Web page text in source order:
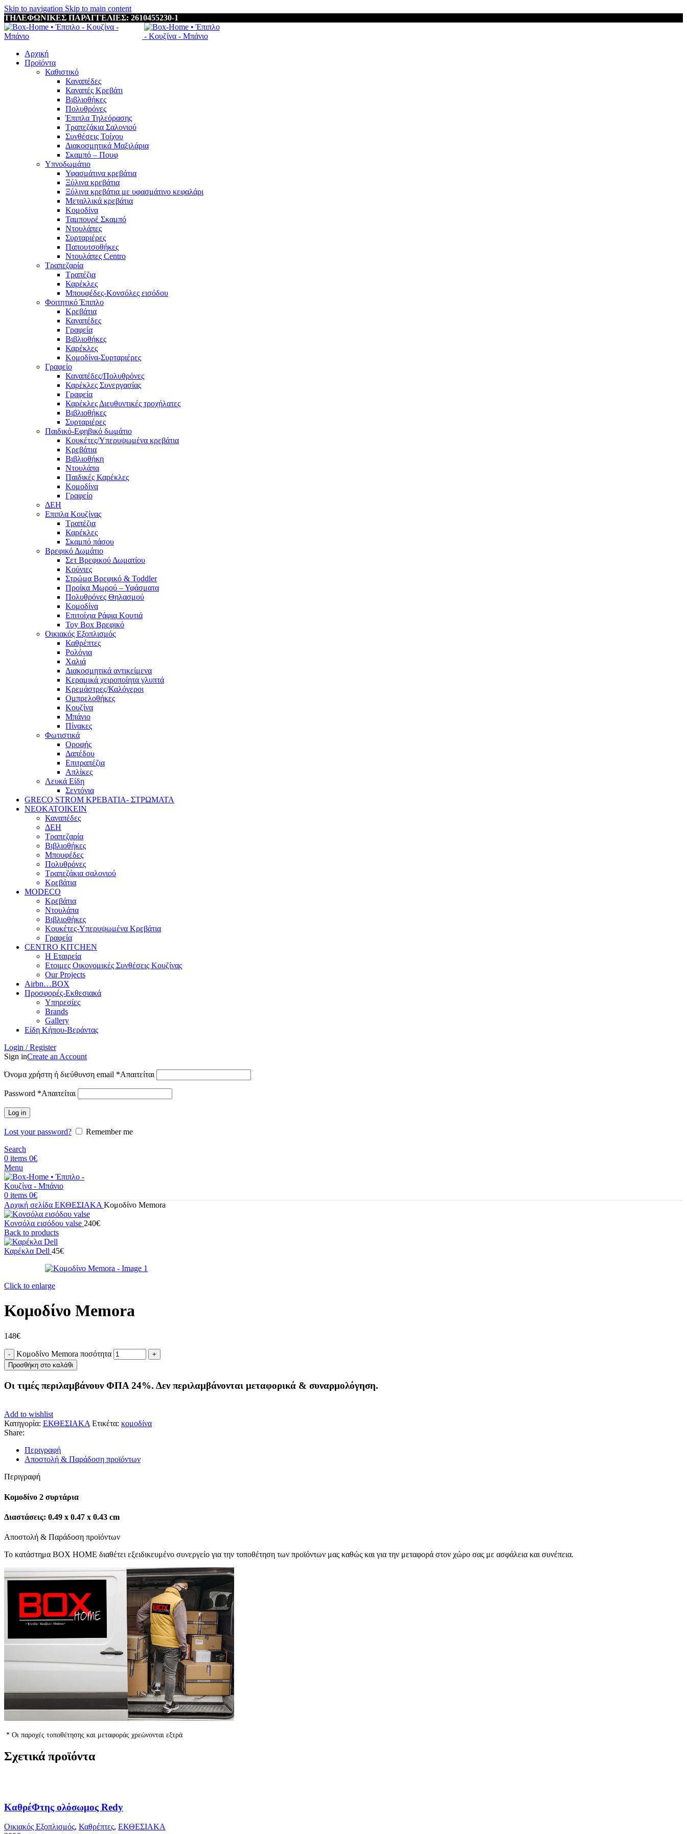
Skip to navigation Skip to main content
ΤΗΛΕΦΩΝΙΚΕΣ ΠΑΡΑΓΓΕΛΙΕΣ: 2610455230-1
Αρχική
Προϊόντα
Καθιστικό
Καναπέδες
Καναπές Κρεβάτι
Βιβλιοθήκες
Πολυθρόνες
Έπιπλα Τηλεόρασης
Τραπεζάκια Σαλονιού
Συνθέσεις Τοίχου
Διακοσμητικά Μαξιλάρια
Σκαμπό – Πουφ
Υπνοδωμάτιο
Υφασμάτινα κρεβάτια
Ξύλινα κρεβάτια
Ξύλινα κρεβάτια με υφασμάτινο κεφαλάρι
Mεταλλικά κρεβάτια
Κομοδίνα
Ταμπουρέ Σκαμπό
Ντουλάπες
Συρταριέρες
Παπουτσοθήκες
Ντουλάπες Centro
Τραπεζαρία
Τραπέζια
Καρέκλες
Μπουφέδες-Κονσόλες εισόδου
Φοιτητικό Έπιπλο
Κρεβάτια
Καναπέδες
Γραφεία
Βιβλιοθήκες
Καρέκλες
Κομοδίνα-Συρταριέρες
Γραφείο
Καναπέδες/Πολυθρὀνες
Καρέκλες Συνεργασίας
Γραφεία
Καρέκλες Διευθυντικές τροχήλατες
Βιβλιοθήκες
Συρταριέρες
Παιδικό-Εφηβικό δωμάτιο
Κουκέτες/Υπερυψωμένα κρεβάτια
Κρεβάτια
Βιβλιοθήκη
Ντουλάπα
Παιδικές Καρέκλες
Κομοδίνα
Γραφείο
ΔΕΗ
Επιπλα Κουζίνας
Τραπέζια
Καρέκλες
Σκαμπό πάσου
Βρεφικό Δωμάτιο
Σετ Βρεφικού Δωματίου
Κούνιες
Στρώμα Βρεφικό & Toddler
Προίκα Μωρού – Υφάσματα
Πολυθρόνες Θηλασμού
Κομοδίνα
Επιτοίχια Ράφια Κουτιά
Toy Box Βρεφικό
Οικιακός Εξοπλισμός
Καθρέπτες
Ρολόγια
Χαλιά
Διακοσμητικά αντικείμενα
Κεραμικά χειροποίητα γλυπτά
Κρεμάστρες/Καλόγεροι
Ομπρελοθήκες
Κουζίνα
Μπάνιο
Πίνακες
Φωτιστικά
Οροφής
Δαπέδου
Επιτραπέζια
Απλίκες
Λευκά Είδη
Σεντόνια
GRECO STROM ΚΡΕΒΑΤΙΑ- ΣΤΡΩΜΑΤΑ
ΝΕΟΚΑΤΟΙΚΕΙΝ
Καναπέδες
ΔΕΗ
Τραπεζαρία
Βιβλιοθήκες
Μπουφέδες
Πολυθρόνες
Τραπεζάκια σαλονιού
Κρεβάτια
MODECO
Κρεβάτια
Ντουλάπα
Βιβλιοθήκες
Κουκέτες-Υπερυψωμένα Κρεβάτια
Γραφεία
CENTRO KITCHEN
Η Εταιρεία
Ετοιμες Οικονομικές Συνθέσεις Κουζίνας
Our Projects
Airbn…BOX
Προσφορές-Εκθεσιακά
Υπηρεσίες
Brands
Gallery
Είδη Κήπου-Βεράντας
Login / Register
Sign inCreate an Account
Όνομα χρήστη ή διεύθυνση email *Απαιτείται
Password *Απαιτείται
Log in
Lost your password?
Remember me
Search
0 items 0€
Menu
0 items 0€
Αρχική σελίδα ΕΚΘΕΣΙΑΚΑ Κομοδίνο Memora
Κονσόλα εισόδου valse 240€
Back to products
Καρέκλα Dell 45€
Click to enlarge
Κομοδίνο Memora
148€
Κομοδίνο Memora ποσότητα
Προσθήκη στο καλάθι
Οι τιμές περιλαμβάνουν ΦΠΑ 24%. Δεν περιλαμβάνονται μεταφορικά & συναρμολόγηση.
Add to wishlist
Κατηγορία: ΕΚΘΕΣΙΑΚΑ Ετικέτα: κομοδίνα
Share:
Περιγραφή
Αποστολή & Παράδοση προϊόντων
Περιγραφή
Κομοδίνο 2 συρτάρια
Διαστάσεις: 0.49 x 0.47 x 0.43 cm
Αποστολή & Παράδοση προϊόντων
Το κατάστημα BOX HOME διαθέτει εξειδικευμένο συνεργείο για την τοποθέτηση των προϊόντων μας καθώς και για την μεταφορά στον χώρο σας με ασφάλεια και συνέπεια.
* Οι παροχές τοποθέτησης και μεταφοράς χρεώνονται εξτρά
Σχετικά προϊόντα
ΚαθρέΦτης ολόσωμος Redy
Οικιακός Εξοπλισμός, Καθρέπτες, ΕΚΘΕΣΙΑΚΑ